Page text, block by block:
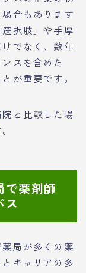
合もあります
択肢」や手厚
でなく、数年
スを含めた
が重要です。
と比較した場
で薬剤師
ス
局が多くの薬
キャリアの多